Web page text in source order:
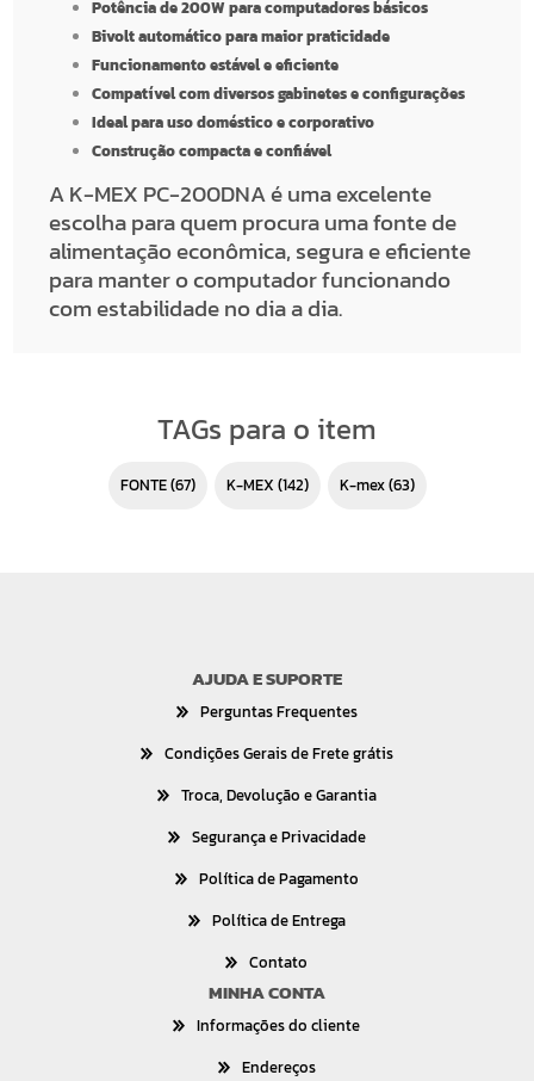
Potência de 200W para computadores básicos
Bivolt automático para maior praticidade
Funcionamento estável e eficiente
Compatível com diversos gabinetes e configurações
Ideal para uso doméstico e corporativo
Construção compacta e confiável
A K-MEX PC-200DNA é uma excelente
escolha para quem procura uma fonte de
alimentação econômica, segura e eficiente
para manter o computador funcionando
com estabilidade no dia a dia.
TAGs para o item
FONTE(67) K-MEX (142) k-mex(63)
AJUDA E SUPORTE
Perguntas Frequentes
Condições Gerais de Frete grátis
Troca, Devolução e Garantia
Segurança e Privacidade
Política de Pagamento
Política de Entrega
Contato
MINHA CONTA
Informações do cliente
Endereços